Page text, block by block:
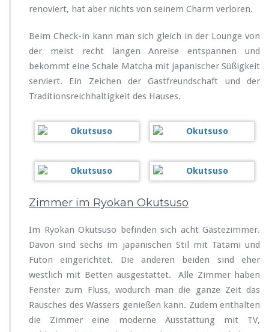
renoviert, hat aber nichts von seinem Charm verloren.
Beim Check-in kann man sich gleich in der Lounge von
der meist recht langen Anreise entspannen und
bekommt eine Schale Matcha mit japanischer Süßigkeit
serviert. Ein Zeichen der Gastfreundschaft und der
Traditionsreichhaltigkeit des Hauses.
Zimmer im Ryokan Okutsuso
Im Ryokan Okutsuso befinden sich acht Gästezimmer.
Davon sind sechs im japanischen Stil mit Tatami und
Futon eingerichtet. Die anderen beiden sind eher
westlich mit Betten ausgestattet. Alle Zimmer haben
Fenster zum Fluss, wodurch man die ganze Zeit das
Rausches des Wassers genießen kann. Zudem enthalten
die Zimmer eine moderne Ausstattung mit TV,